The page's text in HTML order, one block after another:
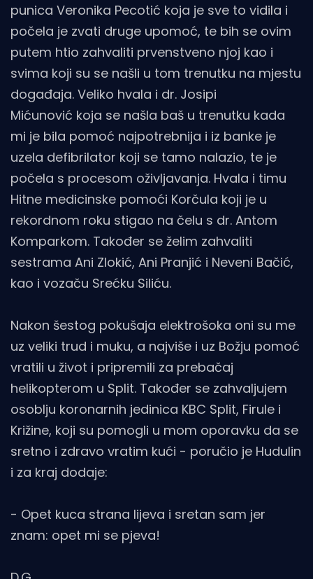
punica Veronika Pecotić koja je sve to vidila i
počela je zvati druge upomoć, te bih se ovim
putem htio zahvaliti prvenstveno njoj kao i
svima koji su se našli u tom trenutku na mjestu
događaja. Veliko hvala i dr. Josipi
Mićunović koja se našla baš u trenutku kada
mi je bila pomoć najpotrebnija i iz banke je
uzela defibrilator koji se tamo nalazio, te je
počela s procesom oživljavanja. Hvala i timu
Hitne medicinske pomoći Korčula koji je u
rekordnom roku stigao na čelu s dr. Antom
Komparkom. Također se želim zahvaliti
sestrama Ani Zlokić, Ani Pranjić i Neveni Bačić,
kao i vozaču Srećku Siliću.
Nakon šestog pokušaja elektrošoka oni su me
uz veliki trud i muku, a najviše i uz Božju pomoć
vratili u život i pripremili za prebačaj
helikopterom u Split. Također se zahvaljujem
osoblju koronarnih jedinica KBC Split, Firule i
Križine, koji su pomogli u mom oporavku da se
sretno i zdravo vratim kući - poručio je Hudulin
i za kraj dodaje:
- Opet kuca strana lijeva i sretan sam jer
znam: opet mi se pjeva!